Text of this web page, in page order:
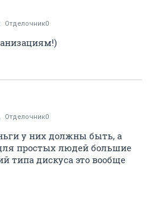
Отделочник0
Отделочник0
у них должны быть, а
простых людей большие
типа дискуса это вообще